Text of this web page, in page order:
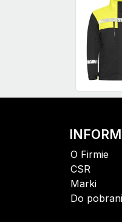
O Firmie
CSR
Marki
Do